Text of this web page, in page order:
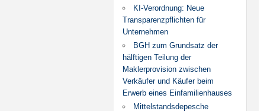
KI-Verordnung: Neue
Transparenzpflichten für
Unternehmen
BGH zum Grundsatz der
hälftigen Teilung der
Maklerprovision zwischen
Verkäufer und Käufer beim
Erwerb eines Einfamilienhauses
Mittelstandsdepesche